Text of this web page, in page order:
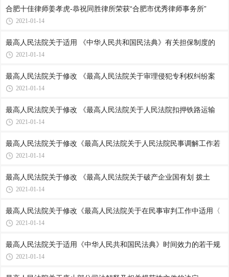
合肥十佳律师姜孝虎-恭祝同胜律所荣获“合肥市优秀律师事务所”
2021-01-14
最高人民法院关于适用 《中华人民共和国民法典》有关担保制度的
2021-01-14
最高人民法院关于修改 《最高人民法院关于审理侵犯专利权纠纷案
2021-01-14
最高人民法院关于修改 《最高人民法院关于人民法院扣押铁路运输
2021-01-14
最高人民法院关于修改《最高人民法院关于人民法院民事调解工作若
2021-01-14
最高人民法院关于修改 《最高人民法院关于破产企业国有划 拨土
2021-01-14
最高人民法院关于修改《最高人民法院关于在民事审判工作中适用〈
2021-01-14
最高人民法院关于适用《中华人民共和国民法典》时间效力的若干规
2021-01-14